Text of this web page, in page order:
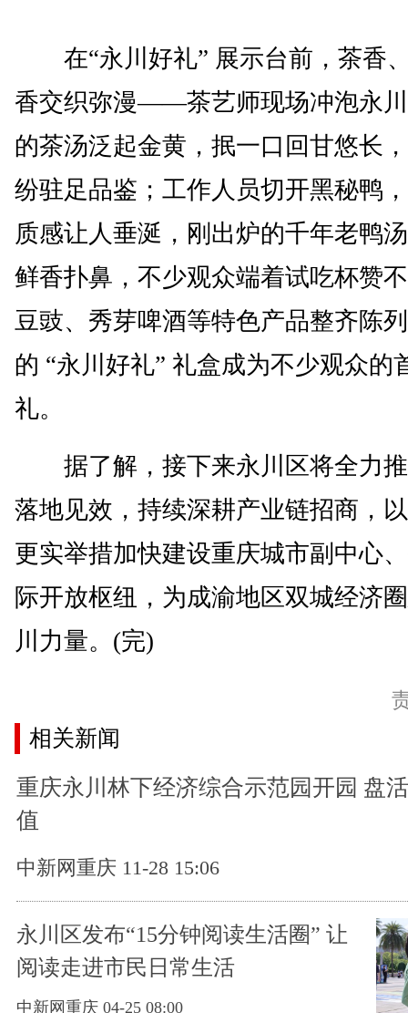
在“永川好礼” 展示台前，茶香
香交织弥漫——茶艺师现场冲泡永
的茶汤泛起金黄，抿一口回甘悠长
纷驻足品鉴；工作人员切开黑秘鸭
质感让人垂涎，刚出炉的千年老鸭
鲜香扑鼻，不少观众端着试吃杯赞
豆豉、秀芽啤酒等特色产品整齐陈
的 “永川好礼” 礼盒成为不少观众的
礼。
据了解，接下来永川区将全力推
落地见效，持续深耕产业链招商，
更实举措加快建设重庆城市副中心
际开放枢纽，为成渝地区双城经济
川力量。(完)
相关新闻
重庆永川林下经济综合示范园开园 盘
值
中新网重庆 11-28 15:06
永川区发布“15分钟阅读生活圈” 让
阅读走进市民日常生活
中新网重庆 04-25 08:00